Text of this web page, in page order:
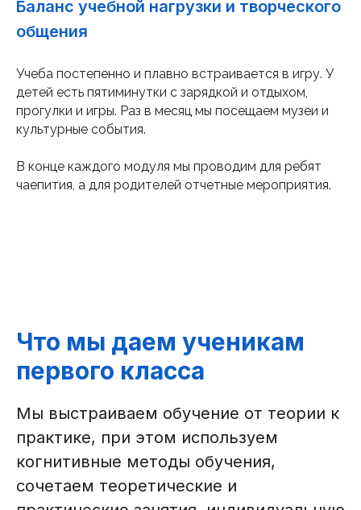
Баланс учебной нагрузки и творческого
общения
Учеба постепенно и плавно встраивается в игру. У
детей есть пятиминутки с зарядкой и отдыхом,
прогулки и игры. Раз в месяц мы посещаем музеи и
культурные события.
В конце каждого модуля мы проводим для ребят
чаепития, а для родителей отчетные мероприятия.
Что мы даем ученикам
первого класса
Мы выстраиваем обучение от теории к
практике, при этом используем
когнитивные методы обучения,
сочетаем теоретические и